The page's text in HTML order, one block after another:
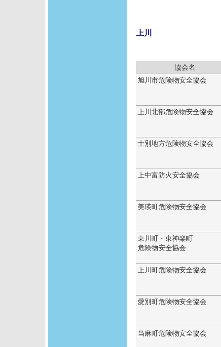
上川
協会名
旭川市危険物安全協会
上川北部危険物安全協会
士別地方危険物安全協会
上中富防火安全協会
美瑛町危険物安全協会
東川町・東神楽町
危険物安全協会
上川町危険物安全協会
愛別町危険物安全協会
当麻町危険物安全協会